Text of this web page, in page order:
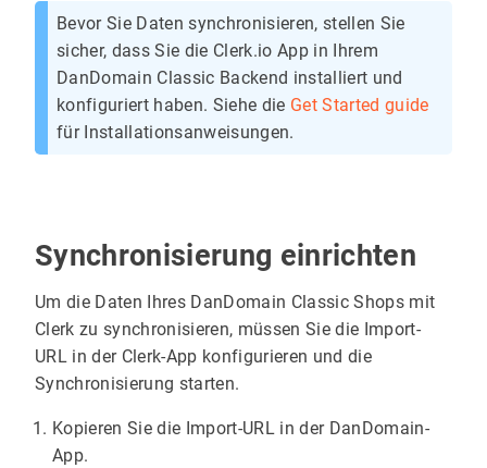
Bevor Sie Daten synchronisieren, stellen Sie
sicher, dass Sie die Clerk.io App in Ihrem
DanDomain Classic Backend installiert und
konfiguriert haben. Siehe die Get Started guide
für Installationsanweisungen.
Synchronisierung einrichten
Um die Daten Ihres DanDomain Classic Shops mit
Clerk zu synchronisieren, müssen Sie die Import-
URL in der Clerk-App konfigurieren und die
Synchronisierung starten.
Kopieren Sie die Import-URL in der DanDomain-
App.